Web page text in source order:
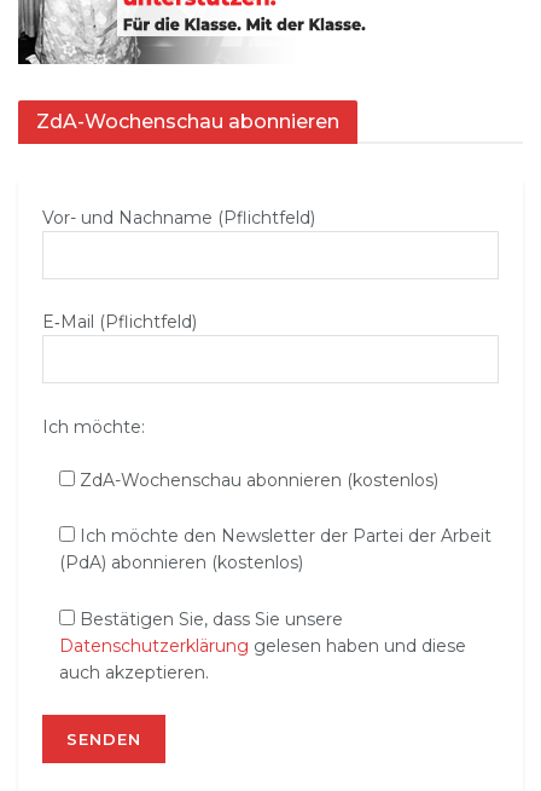
ZdA-Wochenschau abonnieren
Vor- und Nachname (Pflichtfeld)
E‑Mail (Pflichtfeld)
Ich möchte:
ZdA-Wochenschau abonnieren (kostenlos)
Ich möchte den Newsletter der Partei der Arbeit
(PdA) abonnieren (kostenlos)
Bestätigen Sie, dass Sie unsere
Datenschutzerklärung gelesen haben und diese
auch akzeptieren.